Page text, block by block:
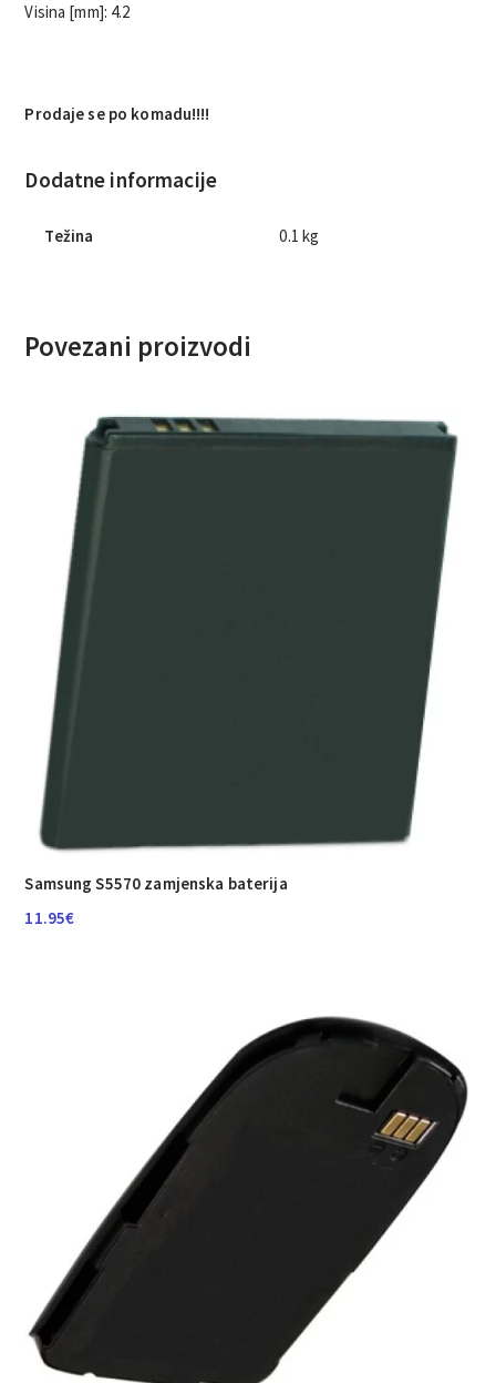
Visina [mm]: 4.2
Prodaje se po komadu!!!!
Dodatne informacije
Težina 0.1 kg
Povezani proizvodi
Samsung S5570 zamjenska baterija
11.95€